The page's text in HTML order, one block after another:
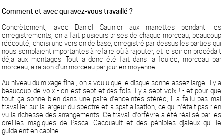
Comment et avec qui avez-vous travaillé ?
Concrètement, avec Daniel Saulnier aux manettes pendant les
enregistrements, on a fait plusieurs prises de chaque morceau, beaucoup
réécouté, choisi une version de base, enregistré par-dessus les parties qui
nous semblaient importantes à refaire où à rajouter, et le soir on procédait
déjà aux montages. Tout a donc été fait dans la foulée, morceau par
morceau, à raison d'un morceau par jour en moyenne.
Au niveau du mixage final, on a voulu que le disque sonne assez large. Il y a
beaucoup de voix - on est sept et des fois il y a sept voix ! - et pour que
tout ça sonne bien dans une paire d'enceintes stéréo, il a fallu pas mal
travailler sur la largeur du spectre et la spatialisation, ce qui n'était pas rien
vu la richesse des arrangements. Ce travail d'orfèvre a été réalisé par les
oreilles magiques de Pascal Cacouault et des pénibles djaleux qui le
guidaient en cabine !